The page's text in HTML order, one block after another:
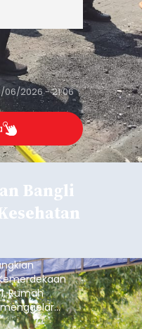
06/2026 - 21:06
Bangli
Rumah
menggelar
gratis, Rabu